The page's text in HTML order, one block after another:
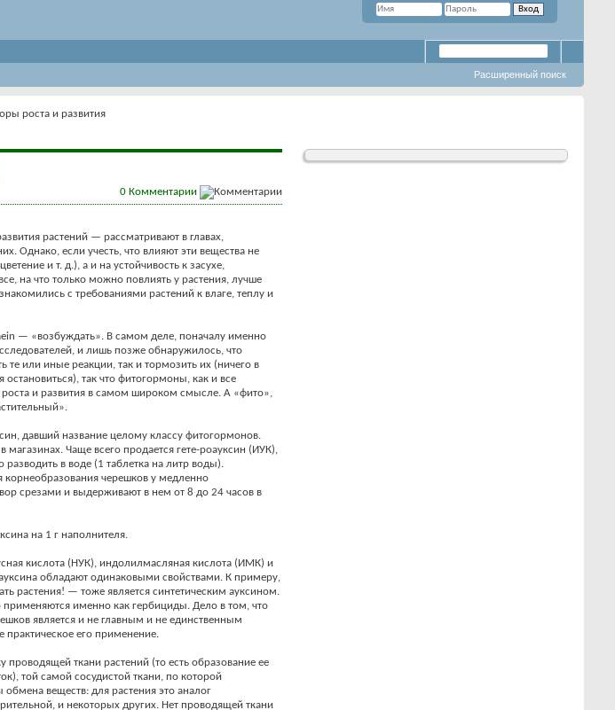
Расширенный поиск
роста и развития
0 Комментарии
растений — рассматривают в главах,
Однако, если учесть, что влияют эти вещества не
и т. д.), а и на устойчивость к засухе,
на что только можно повлиять у растения, лучше
с требованиями растений к влаге, теплу и
— «возбуждать». В самом деле, поначалу именно
и лишь позже обнаружилось, что
или иные реакции, так и тормозить их (ничего в
так что фитогормоны, как и все
и развития в самом широком смысле. А «фито»,
давший название целому классу фитогормонов.
Чаще всего продается гете-роауксин (ИУК),
в воде (1 таблетка на литр воды).
черешков у медленно
срезами и выдерживают в нем от 8 до 24 часов в
на 1 г наполнителя.
кислота (НУК), индолилмасляная кислота (ИМК) и
обладают одинаковыми свойствами. К примеру,
растения! — тоже является синтетическим ауксином.
именно как гербициды. Дело в том, что
является и не главным и не единственным
практическое его применение.
ткани растений (то есть образование ее
той самой сосудистой ткани, по которой
веществ: для растения это аналог
и некоторых других. Нет проводящей ткани